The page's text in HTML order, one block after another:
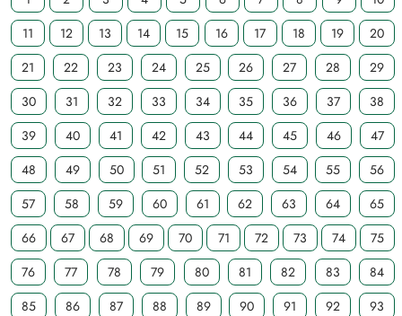
11
12 13 14 15 16 17 18 19
20
21
22 23 24 25 26 27 28
29
30
31 32 33 34 35 36 37
38
39
40 41 42 43 44 45 46
47
48
49 50 51 52 53 54 55
56
57
58 59 60 61 62 63 64
65
66
67 68 69 70 71 72 73 74
75
76
77 78 79 80 81 82 83
84
85
86 87 88 89 90 91 92
93